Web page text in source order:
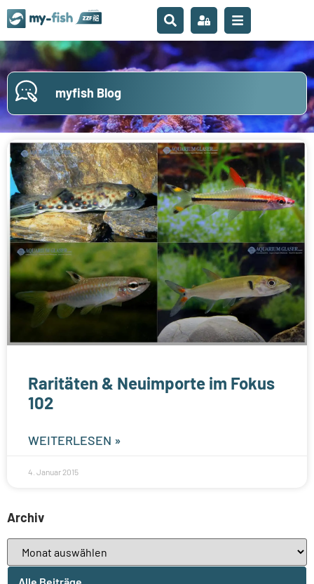
myfish Blog
Raritäten & Neuimporte im Fokus
102
WEITERLESEN »
4. Januar 2015
Archiv
Alle Beiträge